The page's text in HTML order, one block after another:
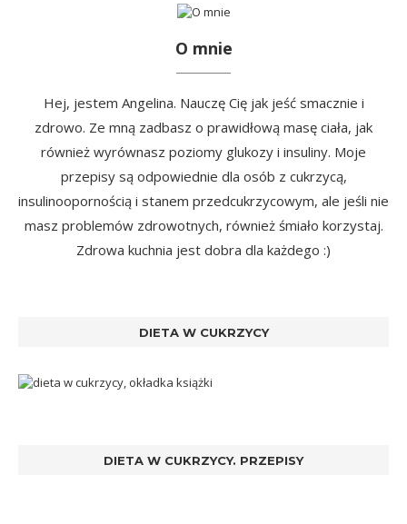
O mnie
Hej, jestem Angelina. Nauczę Cię jak jeść smacznie i
zdrowo. Ze mną zadbasz o prawidłową masę ciała, jak
również wyrównasz poziomy glukozy i insuliny. Moje
przepisy są odpowiednie dla osób z cukrzycą,
insulinoopornością i stanem przedcukrzycowym, ale jeśli nie
masz problemów zdrowotnych, również śmiało korzystaj.
Zdrowa kuchnia jest dobra dla każdego :)
DIETA W CUKRZYCY
DIETA W CUKRZYCY. PRZEPISY